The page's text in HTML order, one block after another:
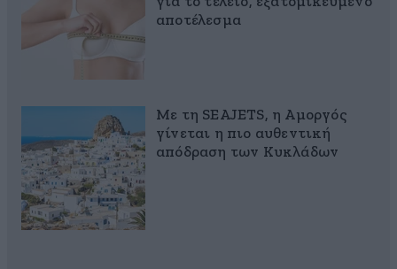
αποτέλεσμα
Με τη SEAJETS, η Αμοργός
γίνεται η πιο αυθεντική
απόδραση των Κυκλάδων